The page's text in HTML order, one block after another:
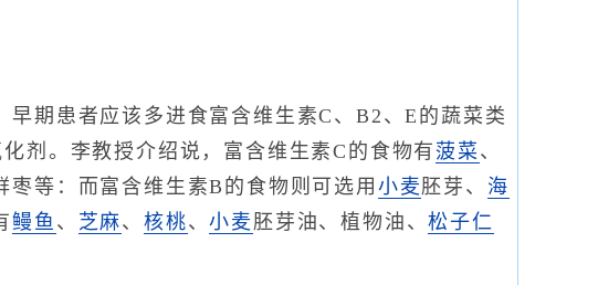
早期患者应该多进食富含维生素C、B2、E的蔬菜类
剂。李教授介绍说，富含维生素C的食物有 菠菜 、
枣等：而富含维生素B的食物则可选用 小麦胚芽、 海
鳗鱼 、 芝麻、 核桃、小麦 胚芽油、植物油、松子仁